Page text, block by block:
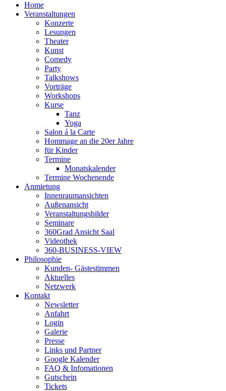
Home
Veranstaltungen
Konzerte
Lesungen
Theater
Kunst
Comedy
Party
Talkshows
Vorträge
Workshops
Kurse
Tanz
Yoga
Salon á la Carte
Hommage an die 20er Jahre
für Kinder
Termine
Monatskalender
Termine Wochenende
Anmietung
Innenraumansichten
Außenansicht
Veranstaltungsbilder
Seminare
360Grad Ansicht Saal
Videothek
360-BUSINESS-VIEW
Philosophie
Kunden- Gästestimmen
Aktuelles
Netzwerk
Kontakt
Newsletter
Anfahrt
Login
Galerie
Presse
Links und Partner
Google Kalender
FAQ & Infomationen
Gutschein
Tickets